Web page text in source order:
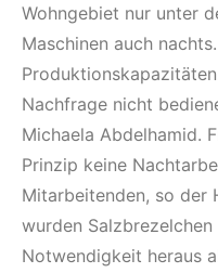
Wohngebiet nur unter
Maschinen auch
Nachfrage nicht
Michaela Abdelhamid.
Prinzip keine
Mitarbeitenden, so der
wurden
Notwendigkeit heraus